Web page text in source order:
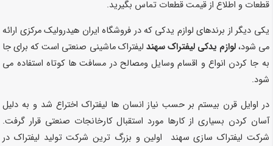
قطعات و اطلاع از قیمت قطعات تماس بگیرید.
یکی دیگر از برندهای لوازم یدکی که در فروشگاه ایران هیدرولیک مرکزی ارائه
می شود،لوازم یدکی لیفتراک سهند لیفتراک ماشینی صنعتی است که برای جا
به جا کردن انواع و اقسام وسایل ومصالح در مسافت ها کوتاه استفاده می
شود.
در اوایل قرن بیستم بر حسب نیاز انسان ها لیفتراک اختراع شد و به دلیل
آسان کردن بسیاری از کارها مورد استقبال کارخانجات صنعتی قرار گرفت.
شرکت لیفتراک سازی سهند اولین و بزرگ ترین شرکت تولید لیفتراک در